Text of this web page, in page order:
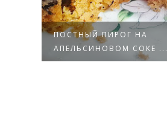
ПОСТНЫЙ ПИРОГ НА
АПЕЛЬСИНОВОМ СОКЕ ...